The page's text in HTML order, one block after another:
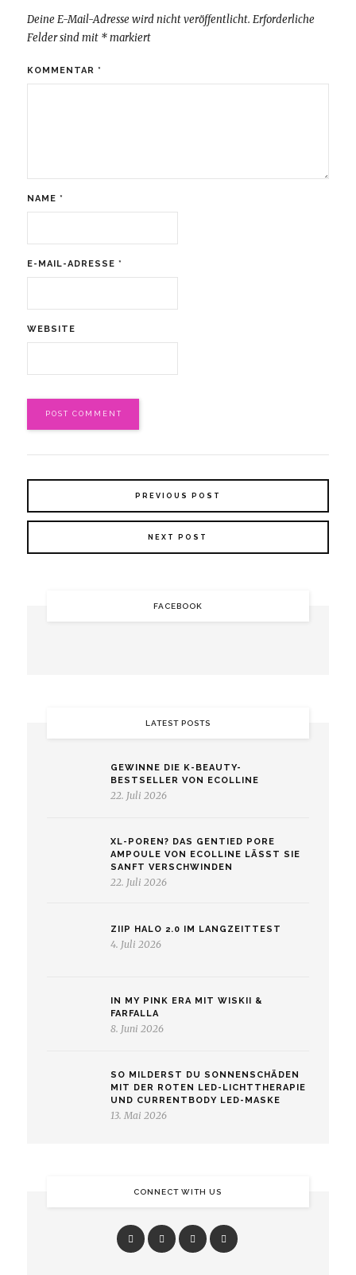
Deine E-Mail-Adresse wird nicht veröffentlicht. Erforderliche
Felder sind mit *markiert
KOMMENTAR *
NAME *
E-MAIL-ADRESSE *
WEBSITE
PREVIOUS POST
NEXT POST
FACEBOOK
LATEST POSTS
GEWINNE DIE K-BEAUTY-
BESTSELLER VON ECOLLINE
22. Juli 2026
XL-POREN? DAS GENTIED PORE
AMPOULE VON ECOLLINE LÄSST SIE
SANFT VERSCHWINDEN
22. Juli 2026
ZIIP HALO 2.0 IM LANGZEITTEST
4. Juli 2026
IN MY PINK ERA MIT WISKII &
FARFALLA
8. Juni 2026
SO MILDERST DU SONNENSCHÄDEN
MIT DER ROTEN LED-LICHTTHERAPIE
UND CURRENTBODY LED-MASKE
13. Mai 2026
CONNECT WITH US